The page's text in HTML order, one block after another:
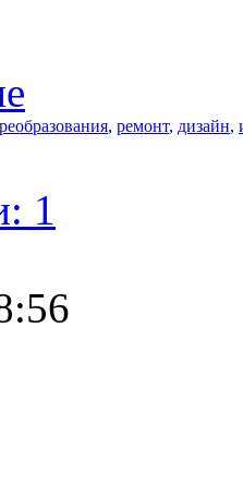
, ремонт, дизайн,
1